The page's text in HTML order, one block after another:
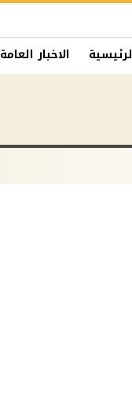
الاخبار العامة